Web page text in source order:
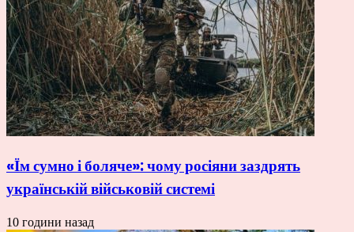
«Їм сумно і боляче»: чому росіяни заздрять
українській військовій системі
10 години назад